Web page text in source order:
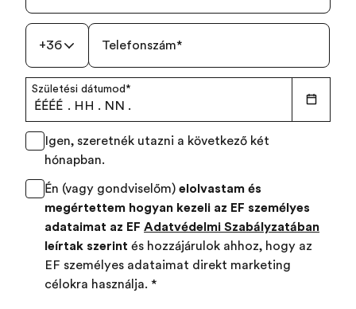
+36 Telefonszám*
Születési dátumod*
ÉÉÉÉ . HH . NN .
Igen, szeretnék utazni a következő két
hónapban.
Én (vagy gondviselőm) elolvastam és
megértettem hogyan kezeli az EF személyes
adataimat az EF Adatvédelmi Szabályzatában
leírtak szerint és hozzájárulok ahhoz, hogy az
EF személyes adataimat direkt marketing
célokra használja. *